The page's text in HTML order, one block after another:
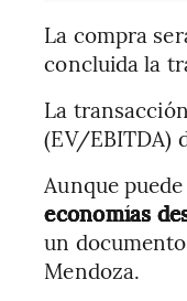
La compra
concluida la
La
(EV/EBITDA)
Aunque
economías
un
Mendoza.